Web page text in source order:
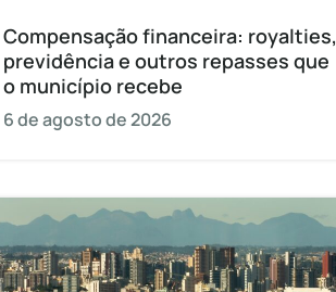
Compensação financeira: royalties,
previdência e outros repasses que
o município recebe
6 de agosto de 2026